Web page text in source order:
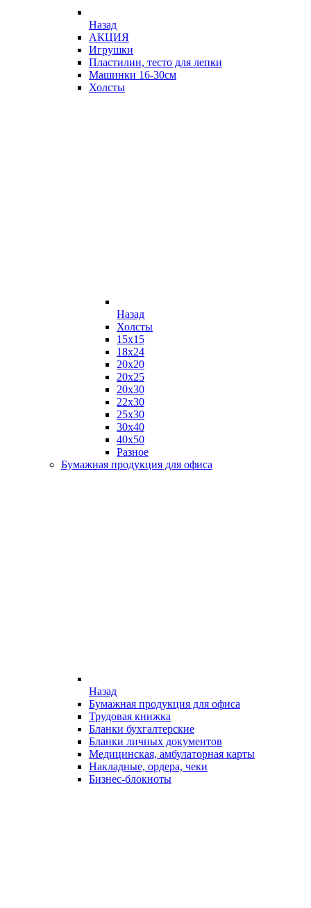
Назад
АКЦИЯ
Игрушки
Пластилин, тесто для лепки
Машинки 16-30см
Холсты
Назад
Холсты
15х15
18х24
20х20
20х25
20х30
22х30
25х30
30х40
40х50
Разное
Бумажная продукция для офиса
Назад
Бумажная продукция для офиса
Трудовая книжка
Бланки бухгалтерские
Бланки личных документов
Медицинская, амбулаторная карты
Накладные, ордера, чеки
Бизнес-блокноты